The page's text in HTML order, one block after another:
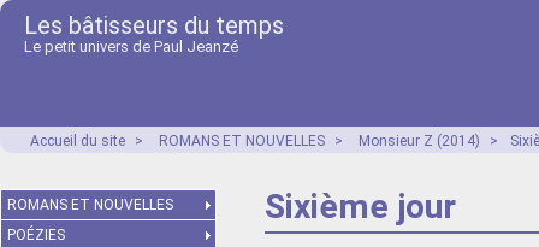
Les bâtisseurs du temps
Le petit univers de Paul Jeanzé
Accueil du site > ROMANS ET NOUVELLES > Monsieur Z (2014) >
Sixième jour
ROMANS ET NOUVELLES
POÉZIES